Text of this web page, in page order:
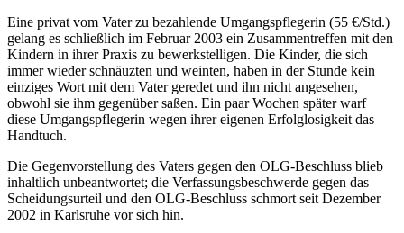
Eine privat vom Vater zu bezahlende Umgangs­pflegerin (55 €/Std.)
gelang es schließlich im Februar 2003 ein Zusammentreffen mit den
Kindern in ihrer Praxis zu bewerkstelligen. Die Kinder, die sich
immer wieder schnäuzten und weinten, haben in der Stunde kein
einziges Wort mit dem Vater geredet und ihn nicht angesehen,
obwohl sie ihm gegenüber saßen. Ein paar Wochen später warf
diese Umgangs­pflegerin wegen ihrer eigenen Erfolg­losigkeit das
Handtuch.
Die Gegenvorstellung des Vaters gegen den OLG-Beschluss blieb
inhaltlich unbeantwortet; die Verfassungs­beschwerde gegen das
Scheidungsurteil und den OLG-Beschluss schmort seit Dezember
2002 in Karlsruhe vor sich hin.